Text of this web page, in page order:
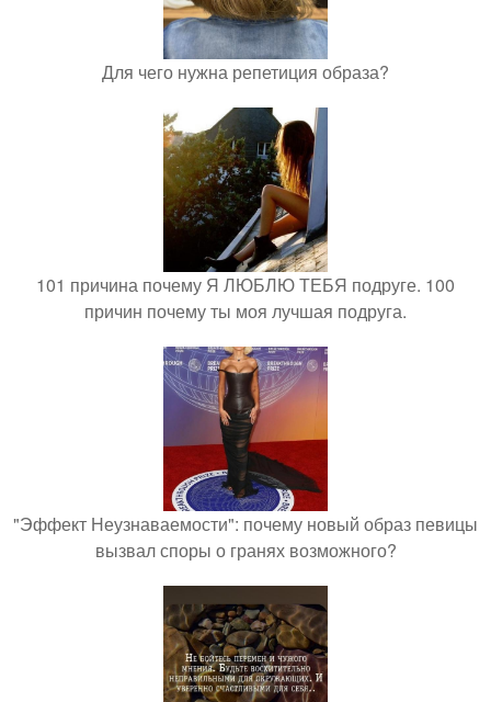
Для чего нужна репетиция образа?
101 причина почему Я ЛЮБЛЮ ТЕБЯ подруге. 100
причин почему ты моя лучшая подруга.
"Эффект Неузнаваемости": почему новый образ певицы
вызвал споры о гранях возможного?